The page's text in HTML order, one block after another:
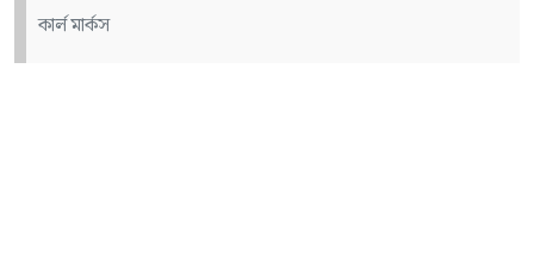
কার্ল মার্কস